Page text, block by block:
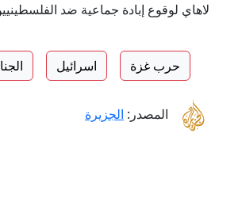
لاهاي لوقوع إبادة جماعية ضد
حرب غزة اسرائيل
المصدر: الجزيرة